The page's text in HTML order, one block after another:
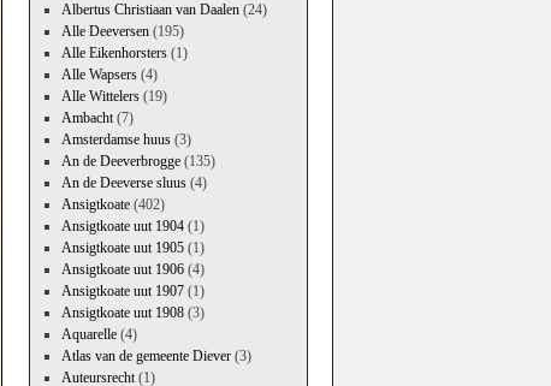
Albertus Christiaan van Daalen(24)
Alle Deeversen(195)
Alle Eikenhorsters(1)
Alle Wapsers(4)
Alle Wittelers(19)
Ambacht(7)
Amsterdamse huus(3)
An de Deeverbrogge(135)
An de Deeverse sluus(4)
Ansigtkoate(402)
Ansigtkoate uut 1904(1)
Ansigtkoate uut 1905(1)
Ansigtkoate uut 1906(4)
Ansigtkoate uut 1907(1)
Ansigtkoate uut 1908(3)
Aquarelle(4)
Atlas van de gemeente Diever(3)
Auteursrecht(1)